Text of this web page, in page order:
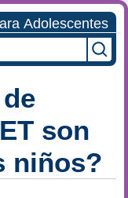
Adolescentes
son
niños?